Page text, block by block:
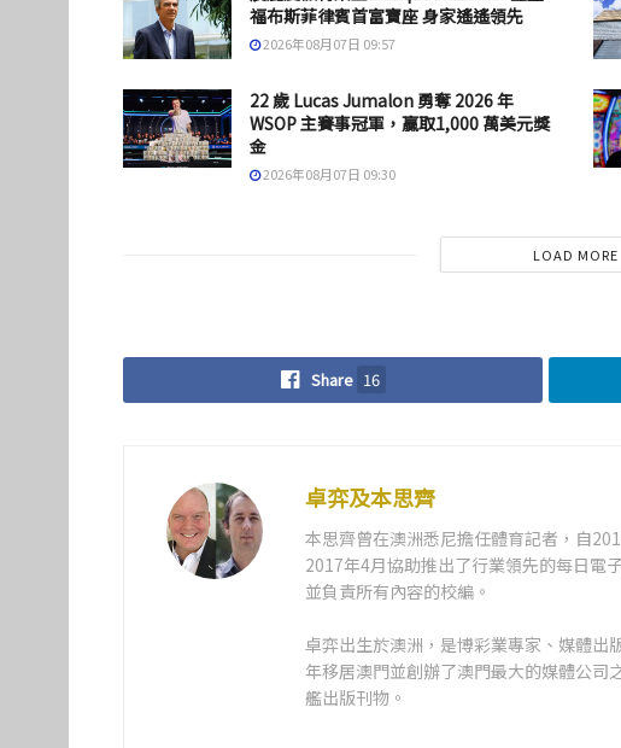
福布斯菲律賓首富寶座 身家遙遙領先
2026年08月07日 09:57
22 歲 Lucas Jumalon 勇奪 2026 年
WSOP 主賽事冠軍，贏取1,000 萬美元獎
金
2026年08月07日 09:30
LOAD MORE
Share 16
卓弈及本思齊
本思齊曾在澳洲悉尼擔任體育記者，自
2017年4月協助推出了行業領先的每日電
並負責所有內容的校編。
卓弈出生於澳洲，是博彩業專家、媒體出
年移居澳門並創辦了澳門最大的媒體公司
艦出版刊物。